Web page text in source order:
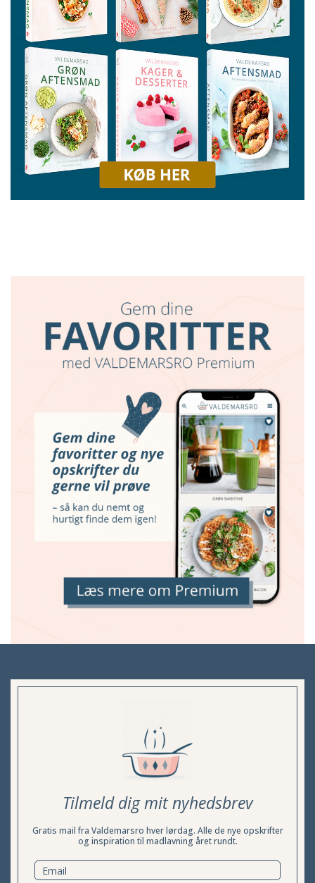
Tilmeld dig mit nyhedsbrev
Gratis mail fra Valdemarsro hver lørdag. Alle de nye opskrifter
og inspiration til madlavning året rundt.